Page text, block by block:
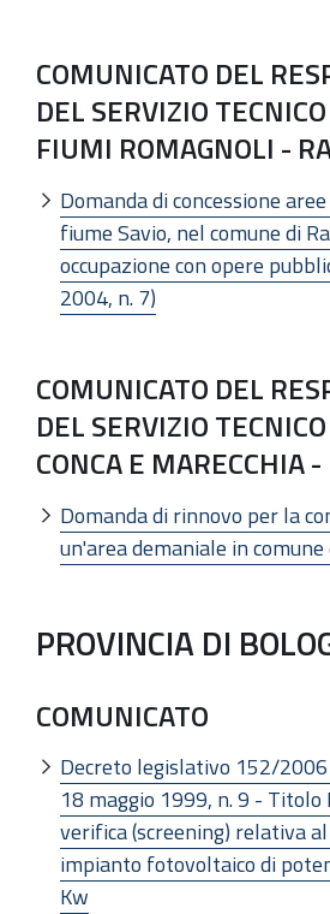
COMUNICATO DEL
DEL SERVIZIO
FIUMI ROMAGNOLI -
Domanda di concessione
fiume Savio, nel comune di
occupazione con opere
2004, n. 7)
COMUNICATO DEL
DEL SERVIZIO
CONCA E MARECCHIA
Domanda di rinnovo per la
un'area demaniale in
PROVINCIA DI
COMUNICATO
Decreto legislativo 152/
18 maggio 1999, n. 9 - Titolo
verifica (screening) relativa
impianto fotovoltaico di
Kw